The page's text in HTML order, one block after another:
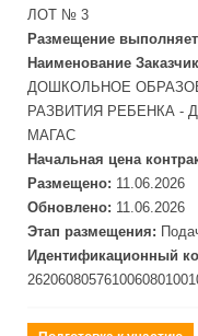
ЛОТ № 3
Размещение
Наименование
ДОШКОЛЬНОЕ
РАЗВИТИЯ РЕБЕНКА -
МАГАС
Начальная цена
Размещено: 11.06.2026
Обновлено: 11.06.2026
Этап размещения:
Идентификационный